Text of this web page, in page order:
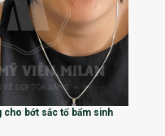
cho bớt sắc tố bẩm sinh